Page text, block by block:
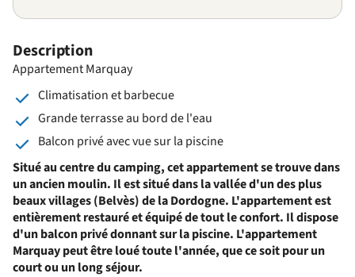
Description
Appartement Marquay
Climatisation et barbecue
Grande terrasse au bord de l'eau
Balcon privé avec vue sur la piscine
Situé au centre du camping, cet appartement se trouve dans
un ancien moulin. Il est situé dans la vallée d'un des plus
beaux villages (Belvès) de la Dordogne. L'appartement est
entièrement restauré et équipé de tout le confort. Il dispose
d'un balcon privé donnant sur la piscine. L'appartement
Marquay peut être loué toute l'année, que ce soit pour un
court ou un long séjour.